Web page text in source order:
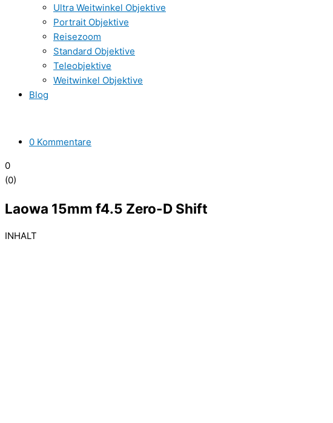
Ultra Weitwinkel Objektive
Portrait Objektive
Reisezoom
Standard Objektive
Teleobjektive
Weitwinkel Objektive
Blog
0 Kommentare
0
(0)
Laowa 15mm f4.5 Zero-D Shift
INHALT